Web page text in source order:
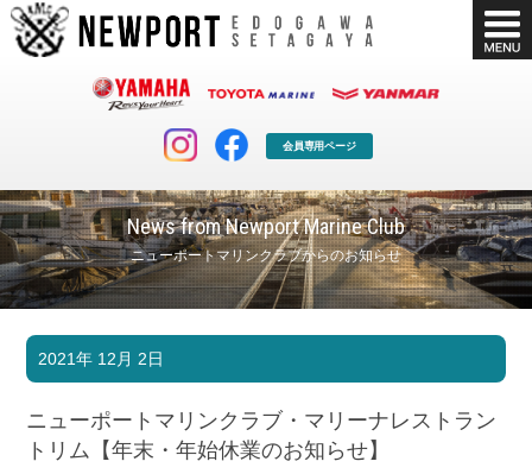
会員専用ページ
News from Newport Marine Club
ニューポートマリンクラブからのお知らせ
マリンクラブ
マリンライフを堪能したい！
ボート販売
ボート免許
長年の実績と信頼！
シースタイル
Sea-Style
2021年 12月 2日
ニューポートマリンクラブ・マリーナレストラン
トリム【年末・年始休業のお知らせ】